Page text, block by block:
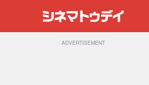
ADVERTISEMENT